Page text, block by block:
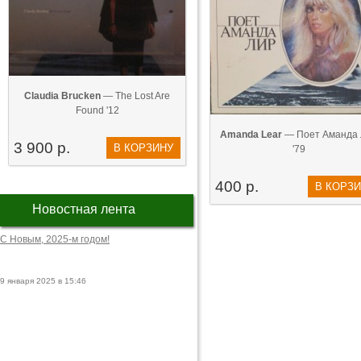
Claudia Brucken — The Lost Are
Found '12
3 900 р. В КОРЗИНУ
Новостная лента
С Новым, 2025-м годом!
9 января 2025 в 15:46
Amanda Lear— Поет Аманда
'79
400 р. В